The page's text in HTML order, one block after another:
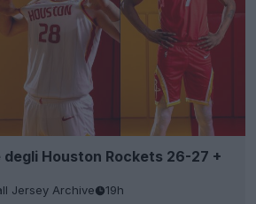
Houston Rockets 26-27 +
Jersey Archive 19h